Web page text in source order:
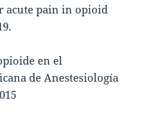
acute pain in opioid
en el
de Anestesiología